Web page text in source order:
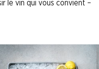
le vin qui vous convient –